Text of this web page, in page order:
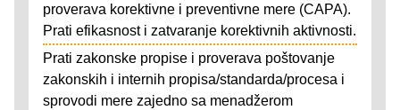
proverava korektivne i preventivne mere (CAPA).
Prati efikasnost i zatvaranje korektivnih aktivnosti.
Prati zakonske propise i proverava poštovanje
zakonskih i internih propisa/standarda/procesa i
sprovodi mere zajedno sa menadžerom